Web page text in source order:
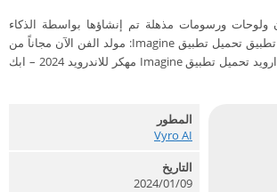
ولوحات ورسومات مذهلة تم إنشاؤها بواسطة الذكاء
الاصطناعي. قم بتحميل تطبيق تحميل تطبيق Imagine: مولد الفن الآن مجاناً من
Mod Apkdaroid ابك دارويد تحميل تطبيق Imagine مهكر للاندرويد 2024 – ابك
المطور
Vyro AI‏
التاريخ
2024/01/09